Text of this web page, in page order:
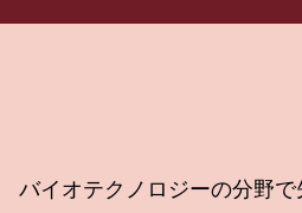
バイオテクノロジーの分野で